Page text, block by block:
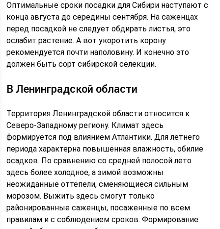
Оптимальные сроки посадки для Сибири наступают с
конца августа до середины сентября. На саженцах
перед посадкой не следует обдирать листья, это
ослабит растение. А вот укоротить корону
рекомендуется почти наполовину. И конечно это
должен быть сорт сибирской селекции.
В Ленинградской области
Территория Ленинградской области относится к
Северо-Западному региону. Климат здесь
формируется под влиянием Атлантики. Для летнего
периода характерна повышенная влажность, обилие
осадков. По сравнению со средней полосой лето
здесь более холодное, а зимой возможны
неожиданные оттепели, сменяющиеся сильным
морозом. Выжить здесь смогут только
районированные саженцы, посаженные по всем
правилам и с соблюдением сроков. Формирование